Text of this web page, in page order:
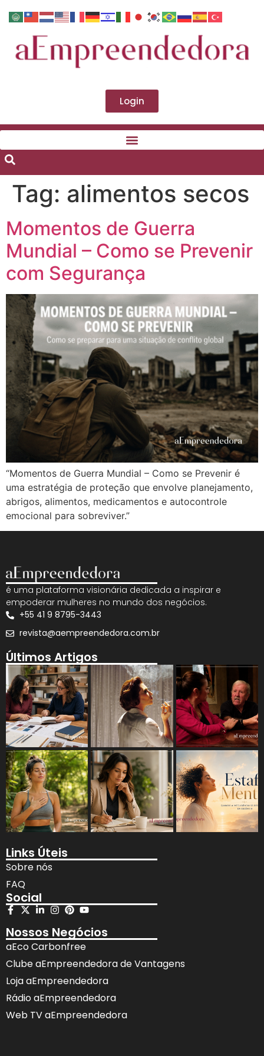
Login
Tag: alimentos secos
Momentos de Guerra
Mundial – Como se Prevenir
com Segurança
“Momentos de Guerra Mundial – Como se Prevenir é
uma estratégia de proteção que envolve planejamento,
abrigos, alimentos, medicamentos e autocontrole
emocional para sobreviver.”
é uma plataforma visionária dedicada a inspirar e
empoderar mulheres no mundo dos negócios.
+55 41 9 8795-3443
revista@aempreendedora.com.br
Últimos Artigos
Links Úteis
Sobre nós
FAQ
Social
Nossos Negócios
aEco Carbonfree
Clube aEmpreendedora de Vantagens
Loja aEmpreendedora
Rádio aEmpreendedora
Web TV aEmpreendedora